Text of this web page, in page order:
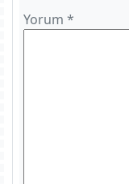
Yorum *